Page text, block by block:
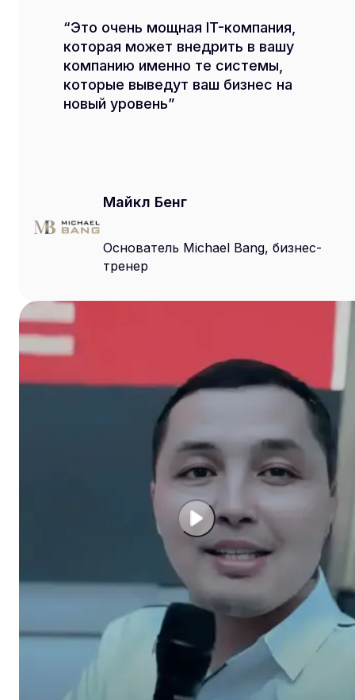
Это очень мощная IT-компания,
которая может внедрить в вашу
компанию именно те системы,
которые выведут ваш бизнес на
новый уровень
Майкл Бенг
Основатель Michael Bang, бизнес-
тренер